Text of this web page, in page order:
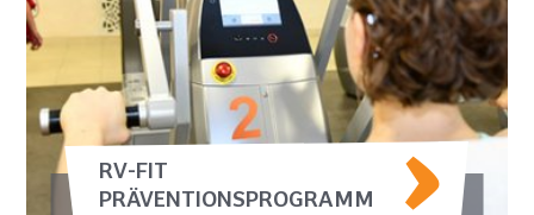
RV-FIT
PRÄVENTIONSPROGRAMM